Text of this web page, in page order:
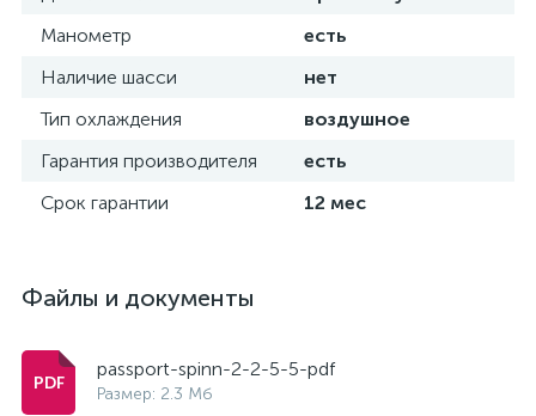
Манометр
есть
Наличие шасси
нет
Тип охлаждения
воздушное
Гарантия производителя
есть
Срок гарантии
12 мес
Файлы и документы
passport-spinn-2-2-5-5-pdf
Размер: 2.3 Мб